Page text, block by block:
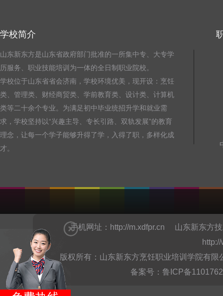
学校简介
山东新东方是山东省政府部门批准的一所集中专、大专学
历服务、职业技能培训为一体的全日制职业院校。
学校位于山东省省会济南，学校环境优美，现开设：烹饪
类、管理类、财经商贸类、学前教育类、设计类、计算机
类等二十余个专业。为满足初中毕业统招升学和就业需
求，学校坚持以“兴趣主导、专长引路、双轨发展”的教育
理念，让每一个学子能够升得了学，入得了职，多样化成
才。
手机网址： http://m.xdfpr.cn 山东新东方技
版权所有：山东新东方烹饪职业培训学院有
备案号： 鲁ICP备